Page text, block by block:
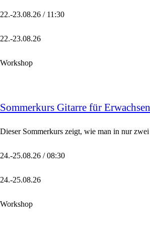
22.-23.08.26 / 11:30
22.-23.08.26
Workshop
Sommerkurs Gitarre für
Dieser Sommerkurs zeigt, wie man in nur
24.-25.08.26 / 08:30
24.-25.08.26
Workshop